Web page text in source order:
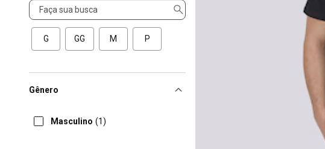
Tamanho
G GG M P
Gênero
Masculino (1)